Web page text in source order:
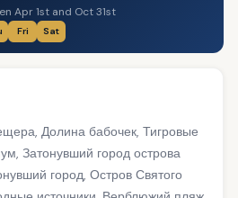
Apr 1st and Oct 31st
Fri Sat
Долина бабочек, Тигровые
Затонувший город острова
город, Остров Святого